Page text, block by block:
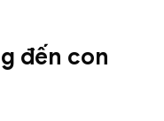
đến con